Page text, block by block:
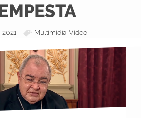
Multimídia Vídeo